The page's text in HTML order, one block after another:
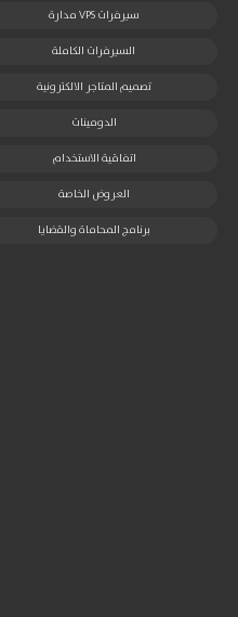
سيرفرات VPS مدارة
السيرفرات الكاملة
تصميم المتاجر الالكترونية
الدومينات
اتفاقية الاستخدام
العروض الخاصة
برنامج المحاماة والقضايا